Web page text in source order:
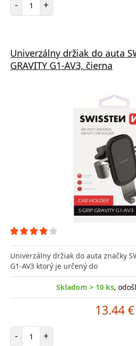
- +
Univerzálny držiak do auta
GRAVITY G1-AV3, čierna
Univerzálny držiak do auta značky
G1-AV3 ktorý je určený do
Skladom > 10 ks,
13.44 €
- Počet položiek
+